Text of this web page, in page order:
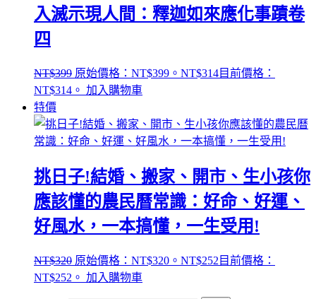
入滅示現人間：釋迦如來應化事蹟卷
四
NT$399 原始價格：NT$399。 NT$314目前價格：
NT$314。 加入購物車
特價
挑日子!結婚、搬家、開市、生小孩你
應該懂的農民曆常識：好命、好運、
好風水，一本搞懂，一生受用!
NT$320 原始價格：NT$320。 NT$252 目前價格：
NT$252。 加入購物車